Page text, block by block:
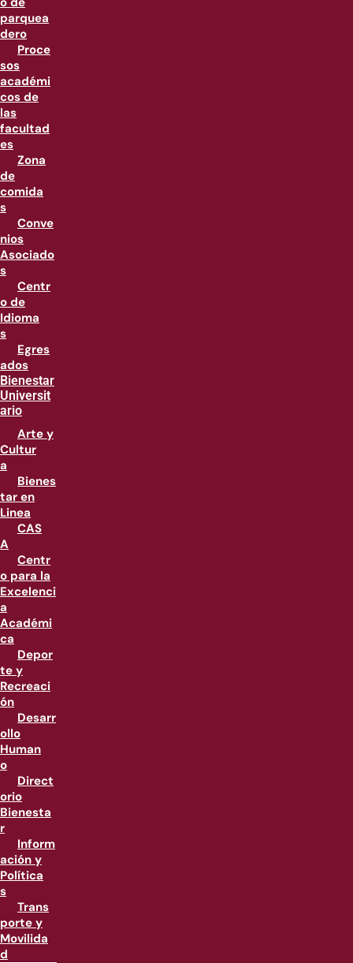
parquea
dero
Proce
sos
académi
cos de
las
facultad
es
Zona
de
comida
s
Conve
nios
Asociado
s
Centr
o de
Idioma
s
Egres
ados
Bienestar
Universit
ario
Arte y
Cultur
a
Bienes
tar en
Linea
CAS
A
Centr
o para la
Excelenci
a
Académi
ca
Depor
te y
Recreaci
ón
Desarr
ollo
Human
o
Direct
orio
Bienesta
r
Inform
ación y
Política
s
Trans
porte y
Movilida
d